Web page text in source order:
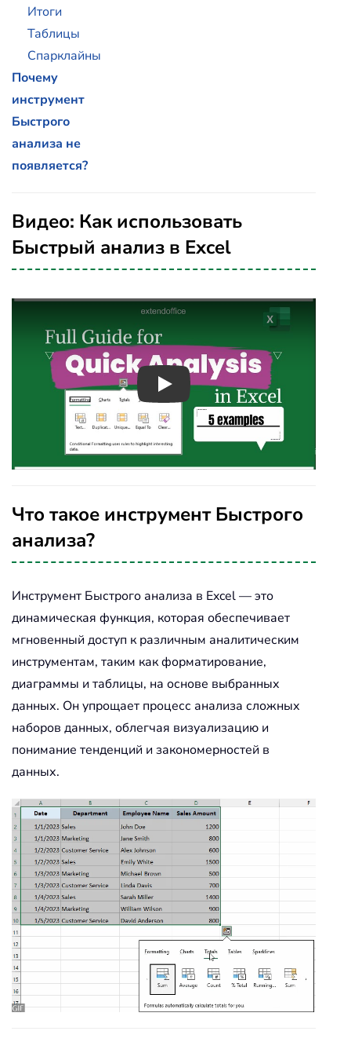
Итоги
Таблицы
Спарклайны
Почему
инструмент
Быстрого
анализа не
появляется?
Видео: Как использовать
Быстрый анализ в Excel
Play
Что такое инструмент Быстрого
анализа?
Инструмент Быстрого анализа в Excel — это
динамическая функция, которая обеспечивает
мгновенный доступ к различным аналитическим
инструментам, таким как форматирование,
диаграммы и таблицы, на основе выбранных
данных. Он упрощает процесс анализа сложных
наборов данных, облегчая визуализацию и
понимание тенденций и закономерностей в
данных.